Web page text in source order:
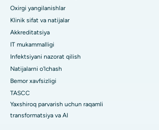
Oxirgi yangilanishlar
Klinik sifat va natijalar
Akkreditatsiya
IT mukammalligi
Infektsiyani nazorat qilish
Natijalarni o'lchash
Bemor xavfsizligi
TASCC
Yaxshiroq parvarish uchun raqamli
transformatsiya va AI